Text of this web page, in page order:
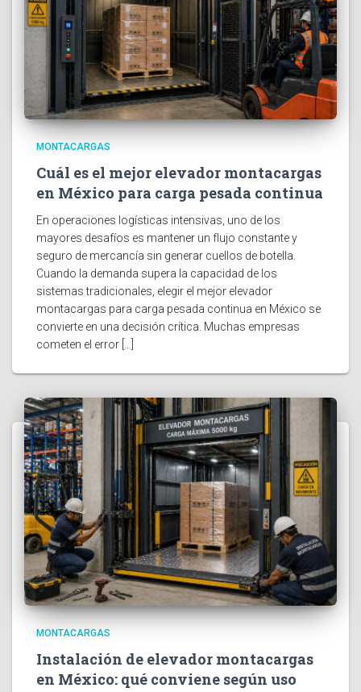
MONTACARGAS
Cuál es el mejor elevador montacargas
en México para carga pesada continua
En operaciones logísticas intensivas, uno de los
mayores desafíos es mantener un flujo constante y
seguro de mercancía sin generar cuellos de botella.
Cuando la demanda supera la capacidad de los
sistemas tradicionales, elegir el mejor elevador
montacargas para carga pesada continua en México se
convierte en una decisión crítica. Muchas empresas
cometen el error […]
MONTACARGAS
Instalación de elevador montacargas
en México: qué conviene según uso